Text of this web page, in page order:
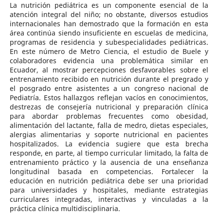
La nutrición pediátrica es un componente esencial de la
atención integral del niño; no obstante, diversos estudios
internacionales han demostrado que la formación en esta
área continúa siendo insuficiente en escuelas de medicina,
programas de residencia y subespecialidades pediátricas.
En este número de Metro Ciencia, el estudio de Buele y
colaboradores evidencia una problemática similar en
Ecuador, al mostrar percepciones desfavorables sobre el
entrenamiento recibido en nutrición durante el pregrado y
el posgrado entre asistentes a un congreso nacional de
Pediatría. Estos hallazgos reflejan vacíos en conocimientos,
destrezas de consejería nutricional y preparación clínica
para abordar problemas frecuentes como obesidad,
alimentación del lactante, falla de medro, dietas especiales,
alergias alimentarias y soporte nutricional en pacientes
hospitalizados. La evidencia sugiere que esta brecha
responde, en parte, al tiempo curricular limitado, la falta de
entrenamiento práctico y la ausencia de una enseñanza
longitudinal basada en competencias. Fortalecer la
educación en nutrición pediátrica debe ser una prioridad
para universidades y hospitales, mediante estrategias
curriculares integradas, interactivas y vinculadas a la
práctica clínica multidisciplinaria.